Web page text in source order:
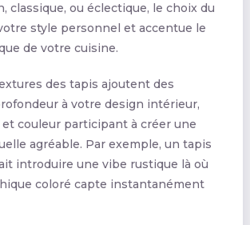
classique, ou éclectique, le choix du
style personnel et accentue le
de votre cuisine.
des tapis ajoutent des
à votre design intérieur,
couleur participant à créer une
agréable. Par exemple, un tapis
introduire une vibe rustique là où
coloré capte instantanément